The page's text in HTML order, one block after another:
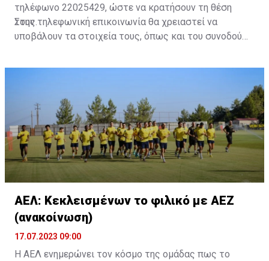
τηλέφωνο 22025429, ώστε να κρατήσουν τη θέση
τους.
Στην τηλεφωνική επικοινωνία θα χρειαστεί να
υποβάλουν τα στοιχεία τους, όπως και του συνοδού
ονοματεπώνυμο, αριθμός πινακίδας αυτοκινήτου,
ΑΕΛ: Κεκλεισμένων το φιλικό με ΑΕΖ
(ανακοίνωση)
17.07.2023 09:00
Η ΑΕΛ ενημερώνει τον κόσμο της ομάδας πως το